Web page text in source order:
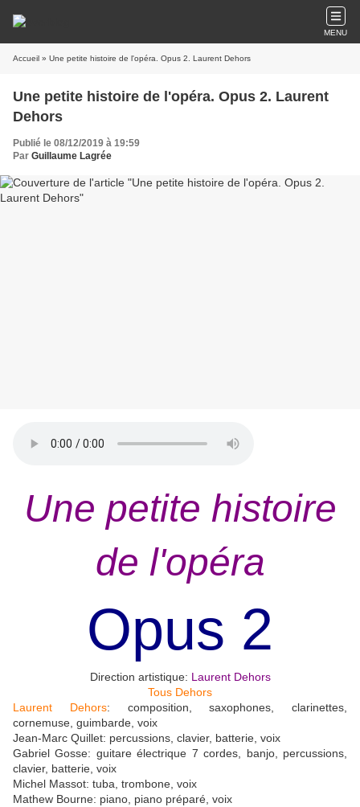
MENU
Accueil » Une petite histoire de l'opéra. Opus 2. Laurent Dehors
Une petite histoire de l'opéra. Opus 2. Laurent
Dehors
Publié le 08/12/2019 à 19:59
Par Guillaume Lagrée
Une petite histoire
de l'opéra
Opus 2
Direction artistique: Laurent Dehors
Tous Dehors
Laurent Dehors: composition, saxophones, clarinettes,
cornemuse, guimbarde, voix
Jean-Marc Quillet: percussions, clavier, batterie, voix
Gabriel Gosse: guitare électrique 7 cordes, banjo, percussions,
clavier, batterie, voix
Michel Massot: tuba, trombone, voix
Mathew Bourne: piano, piano préparé, voix